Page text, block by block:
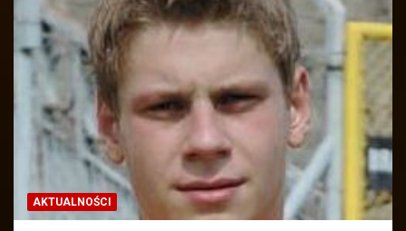
AKTUALNOŚCI